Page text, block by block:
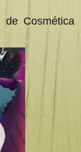
Cosmética